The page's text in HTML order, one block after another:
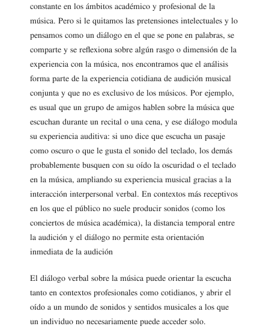
constante en los ámbitos académico y profesional de la
música. Pero si le quitamos las pretensiones intelectuales y lo
pensamos como un diálogo en el que se pone en palabras, se
comparte y se reflexiona sobre algún rasgo o dimensión de la
experiencia con la música, nos encontramos que el análisis
forma parte de la experiencia cotidiana de audición musical
conjunta y que no es exclusivo de los músicos. Por ejemplo,
es usual que un grupo de amigos hablen sobre la música que
escuchan durante un recital o una cena, y ese diálogo modula
su experiencia auditiva: si uno dice que escucha un pasaje
como oscuro o que le gusta el sonido del teclado, los demás
probablemente busquen con su oído la oscuridad o el teclado
en la música, ampliando su experiencia musical gracias a la
interacción interpersonal verbal. En contextos más receptivos
en los que el público no suele producir sonidos (como los
conciertos de música académica), la distancia temporal entre
la audición y el diálogo no permite esta orientación
inmediata de la audición
El diálogo verbal sobre la música puede orientar la escucha
tanto en contextos profesionales como cotidianos, y abrir el
oído a un mundo de sonidos y sentidos musicales a los que
un individuo no necesariamente puede acceder solo.